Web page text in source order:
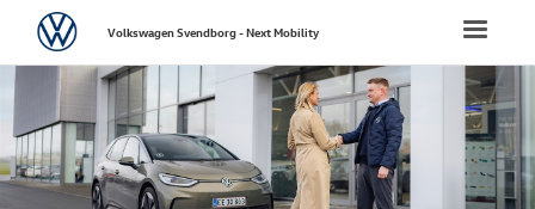
FORSIDE
NYE
Toggle
VolkswagenVolkswagen Svendborg - Next Mobility